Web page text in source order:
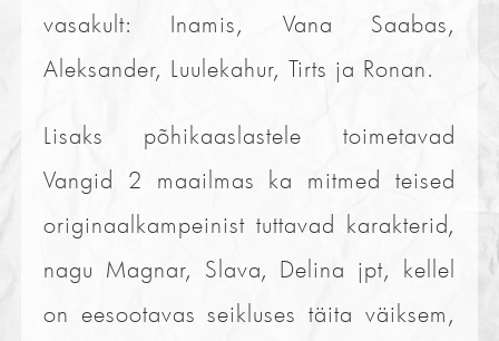
vasakult: Inamis, Vana Saabas,
Aleksander, Luulekahur, Tirts ja Ronan.
Lisaks põhikaaslastele toimetavad
Vangid 2 maailmas ka mitmed teised
originaalkampeinist tuttavad karakterid,
nagu Magnar, Slava, Delina jpt, kellel
on eesootavas seikluses täita väiksem,